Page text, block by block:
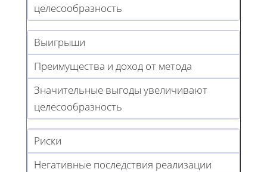
целесообразность
Выигрыши
Преимущества и доход от метода
Значительные выгоды увеличивают
целесообразность
Риски
Негативные последствия реализации